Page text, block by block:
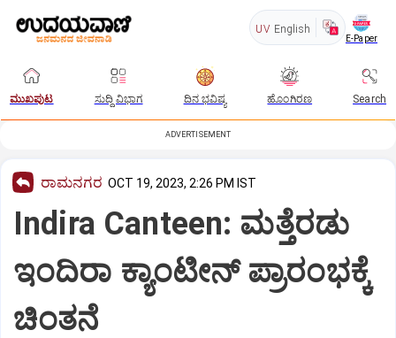
UV English
E-Paper
ಮುಖಪುಟ ಸುದ್ದಿ ವಿಭಾಗ ದಿನ ಭವಿಷ್ಯ ಹೊಂಗಿರಣ Search
ADVERTISEMENT
ರಾಮನಗರ OCT 19, 2023, 2:26 PM IST
Indira Canteen: ಮತ್ತೆರಡು
ಇಂದಿರಾ ಕ್ಯಾಂಟೀನ್‌ ಪ್ರಾರಂಭಕ್ಕೆ
ಚಿಂತನೆ